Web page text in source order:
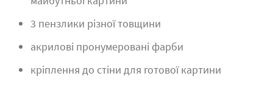
3 пензлики різної товщини
акрилові пронумеровані фарби
кріплення до стіни для готової картини